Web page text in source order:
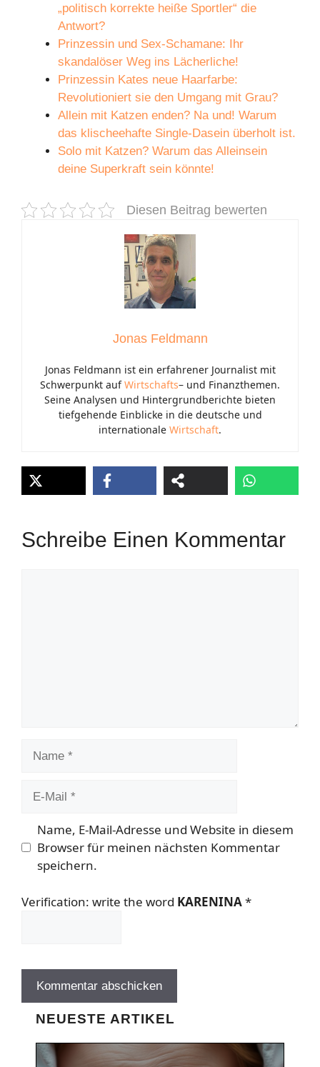
„politisch korrekte heiße Sportler“ die
Antwort?
Prinzessin und Sex-Schamane: Ihr
skandalöser Weg ins Lächerliche!
Prinzessin Kates neue Haarfarbe:
Revolutioniert sie den Umgang mit Grau?
Allein mit Katzen enden? Na und! Warum
das klischeehafte Single-Dasein überholt ist.
Solo mit Katzen? Warum das Alleinsein
deine Superkraft sein könnte!
Diesen Beitrag bewerten
Jonas Feldmann
Jonas Feldmann ist ein erfahrener Journalist mit
Schwerpunkt aufWirtschafts– und Finanzthemen.
Seine Analysen und Hintergrundberichte bieten
tiefgehende Einblicke in die deutsche und
internationale Wirtschaft.
Schreibe Einen Kommentar
Name, E-Mail-Adresse und Website in diesem
Browser für meinen nächsten Kommentar
speichern.
Verification: write the word KARENINA*
NEUESTE ARTIKEL